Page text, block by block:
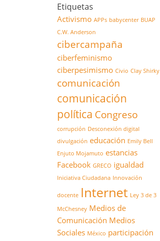
Etiquetas
Activismo APPs babycenter BUAP
C.W. Anderson
cibercampaña
ciberfeminismo
ciberpesimismo Civio Clay Shirky
comunicación
comunicación
política Congreso
corrupción Desconexión digital
divulgación educación Emily Bell
Enjuto Mojamuto estancias
Facebook GRECO igualdad
Iniciativa Ciudadana Innovación
docente Internet Ley 3 de 3
McChesney Medios de
Comunicación Medios
Sociales México participación